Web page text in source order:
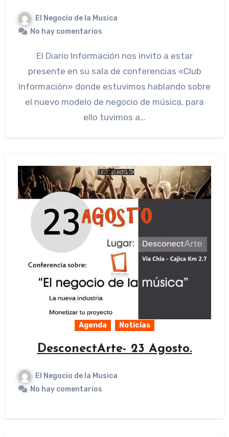
El Negocio de la Musica
No hay comentarios
El Diario Información nos invito a estar
presente en su sala de conferencias «Club
Información» donde estuvimos hablando sobre
el nuevo modelo de negocio de música, para
ello tuvimos a…
Agenda Noticias
DesconectArte- 23 Agosto.
El Negocio de la Musica
No hay comentarios